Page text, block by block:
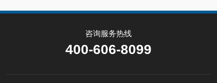
咨询服务热线
400-606-8099